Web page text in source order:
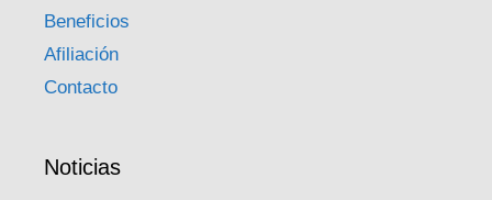
Beneficios
Afiliación
Contacto
Noticias